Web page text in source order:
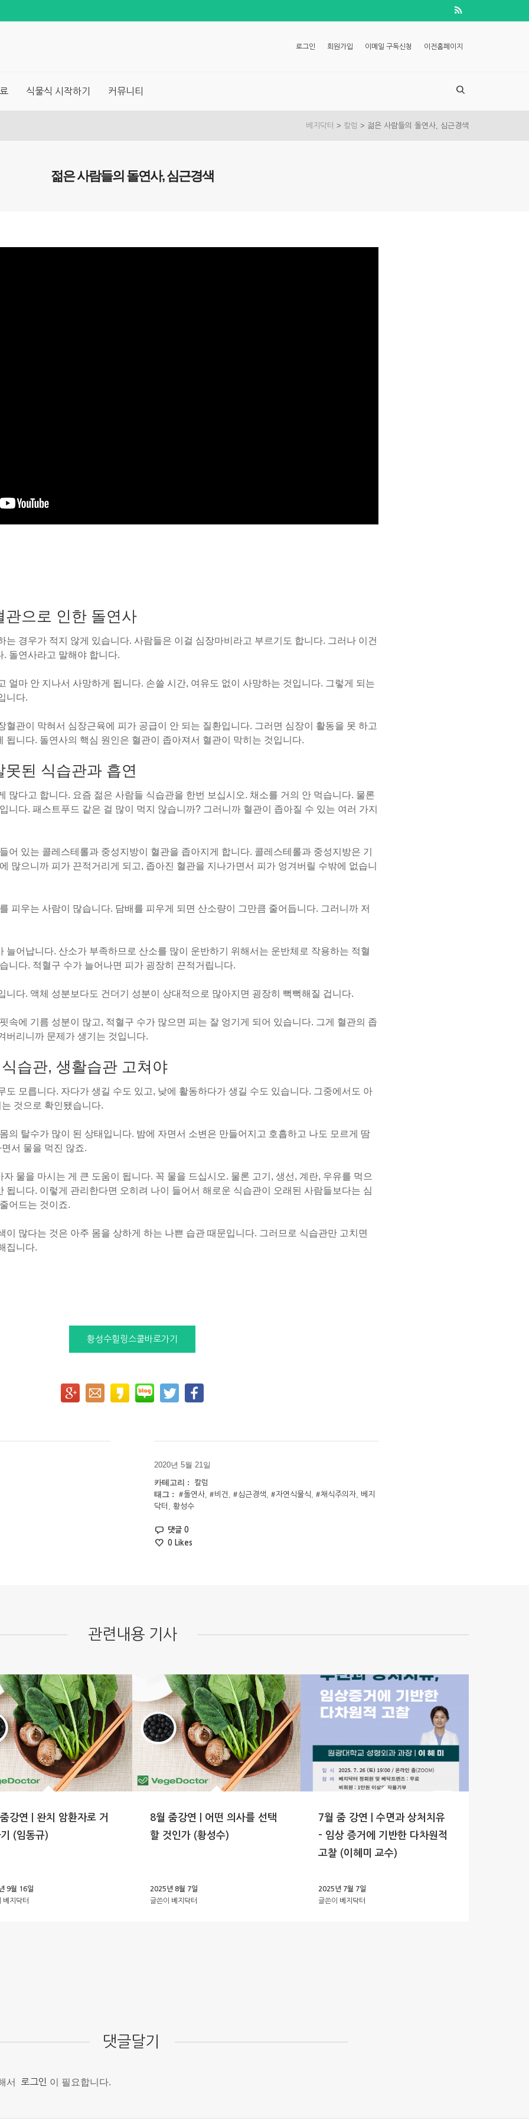
로그인 회원가입 이메일 구독신청 이전홈페이지
식물식 시작하기 커뮤니티
베지닥터 > 칼럼 > 젊은 사람들의 돌연사, 심근경색
젊은 사람들의 돌연사, 심근경색
관으로 인한 돌연사
는 경우가 적지 않게 있습니다. 사람들은 이걸 심장마비라고 부르기도 합니다. 그러나 이건
돌연사라고 말해야 합니다.
얼마 안 지나서 사망하게 됩니다. 손쓸 시간, 여유도 없이 사망하는 것입니다. 그렇게 되는
니다.
혈관이 막혀서 심장근육에 피가 공급이 안 되는 질환입니다. 그러면 심장이 활동을 못 하고
됩니다. 돌연사의 핵심 원인은 혈관이 좁아져서 혈관이 막히는 것입니다.
된 식습관과 흡연
많다고 합니다. 요즘 젊은 사람들 식습관을 한번 보십시오. 채소를 거의 안 먹습니다. 물론
니다. 패스트푸드 같은 걸 많이 먹지 않습니까? 그러니까 혈관이 좁아질 수 있는 여러 가지
어 있는 콜레스테롤과 중성지방이 혈관을 좁아지게 합니다. 콜레스테롤과 중성지방은 기
많으니까 피가 끈적거리게 되고, 좁아진 혈관을 지나가면서 피가 엉겨버릴 수밖에 없습니
피우는 사람이 많습니다. 담배를 피우게 되면 산소량이 그만큼 줄어듭니다. 그러니까 저
늘어납니다. 산소가 부족하므로 산소를 많이 운반하기 위해서는 운반체로 작용하는 적혈
니다. 적혈구 수가 늘어나면 피가 굉장히 끈적거립니다.
니다. 액체 성분보다도 건더기 성분이 상대적으로 많아지면 굉장히 뻑뻑해질 겁니다.
속에 기름 성분이 많고, 적혈구 수가 많으면 피는 잘 엉기게 되어 있습니다. 그게 혈관의 좁
버리니까 문제가 생기는 것입니다.
습관, 생활습관 고쳐야
도 모릅니다. 자다가 생길 수도 있고, 낮에 활동하다가 생길 수도 있습니다. 그중에서도 아
것으로 확인됐습니다.
의 탈수가 많이 된 상태입니다. 밤에 자면서 소변은 만들어지고 호흡하고 나도 모르게 땀
서 물을 먹진 않죠.
물을 마시는 게 큰 도움이 됩니다. 꼭 물을 드십시오. 물론 고기, 생선, 계란, 우유를 먹으
됩니다. 이렇게 관리한다면 오히려 나이 들어서 해로운 식습관이 오래된 사람들보다는 심
어드는 것이죠.
이 많다는 것은 아주 몸을 상하게 하는 나쁜 습관 때문입니다. 그러므로 식습관만 고치면
집니다.
황성수힐링스쿨바로가기
2020년 5월 21일
카테고리 :
칼럼
태그 : #돌연사, #비건 #심근경색 #자연식물식 #채식주의자, 베지
닥터
황성수
댓글 0
0 Likes
관련내용 기사
강연 | 완치 암환자로 거
(임동규)
9월 16일
베지닥터
8월 줌강연 | 어떤 의사를 선택
할 것인가 (황성수)
2025년 8월 7일
글쓴이 베지닥터
7월 줌 강연 | 수면과 상처치유
– 임상 증거에 기반한 다차원적
고찰 (이혜미 교수)
2025년 7월 7일
글쓴이 베지닥터
댓글달기
서 로그인 이 필요합니다.